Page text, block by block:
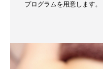
プログラムを用意します。